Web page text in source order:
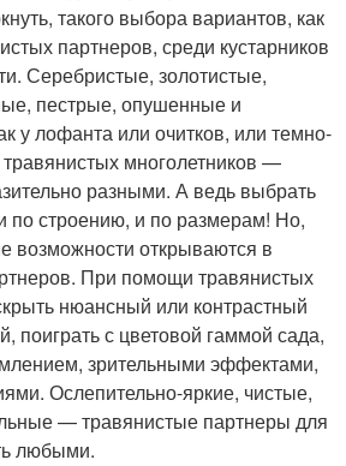
такого выбора вариантов, как
партнеров, среди кустарников
Серебристые, золотистые,
пестрые, опушенные и
у лофанта или очитков, или темно-
многолетников —
разными. А ведь выбрать
строению, и по размерам! Но,
возможности открываются в
При помощи травянистых
нюансный или контрастный
поиграть с цветовой гаммой сада,
зрительными эффектами,
Ослепительно-яркие, чистые,
— травянистые партнеры для
любыми.